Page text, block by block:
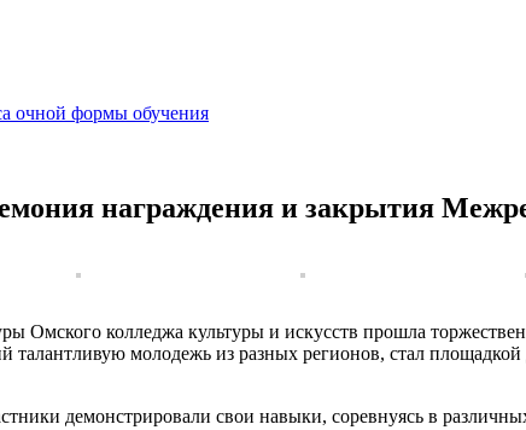
очной формы обучения
награждения и закрытия
Омского колледжа культуры и искусств прошла
талантливую молодежь из разных регионов, стал
демонстрировали свои навыки, соревнуясь в